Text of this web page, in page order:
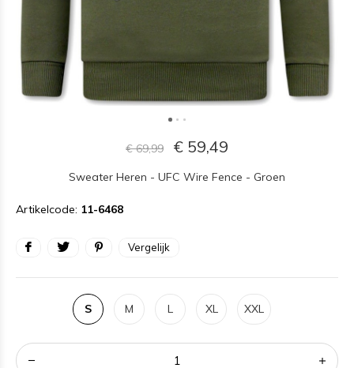
€ 69,99 € 59,49
Sweater Heren - UFC Wire Fence - Groen
Artikelcode: 11-6468
Vergelijk
S M L XL XXL